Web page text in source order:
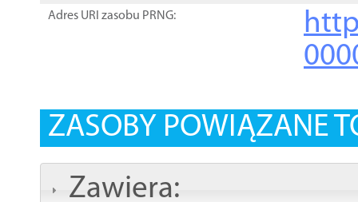
Adres URI zasobu PRNG:
ZASOBY POWIĄZANE
Zawiera: